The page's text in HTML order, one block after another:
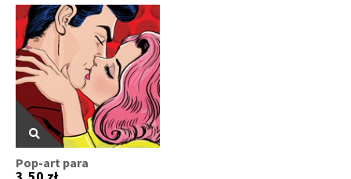
Pop-art para